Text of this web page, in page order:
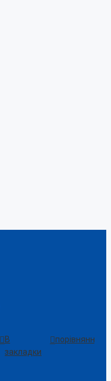
В
закладки
порівняння